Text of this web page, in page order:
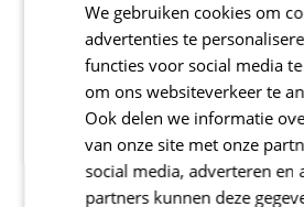
We gebruiken cookies om
advertenties te
functies voor social media
om ons websiteverkeer te
Ook delen we informatie
van onze site met onze
social media, adverteren en
partners kunnen deze